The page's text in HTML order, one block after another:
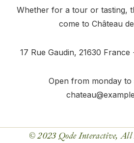
Whether for a tour or tasting,
come to Château
17 Rue Gaudin, 21630 France
Open from monday
© 2023Qode Interactive, All